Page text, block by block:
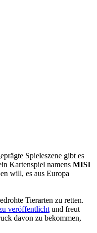
Spieleszene gibt es
Kartenspiel namens MISI
will, es aus Europa
Tierarten zu retten.
veröffentlicht und freut
davon zu bekommen,